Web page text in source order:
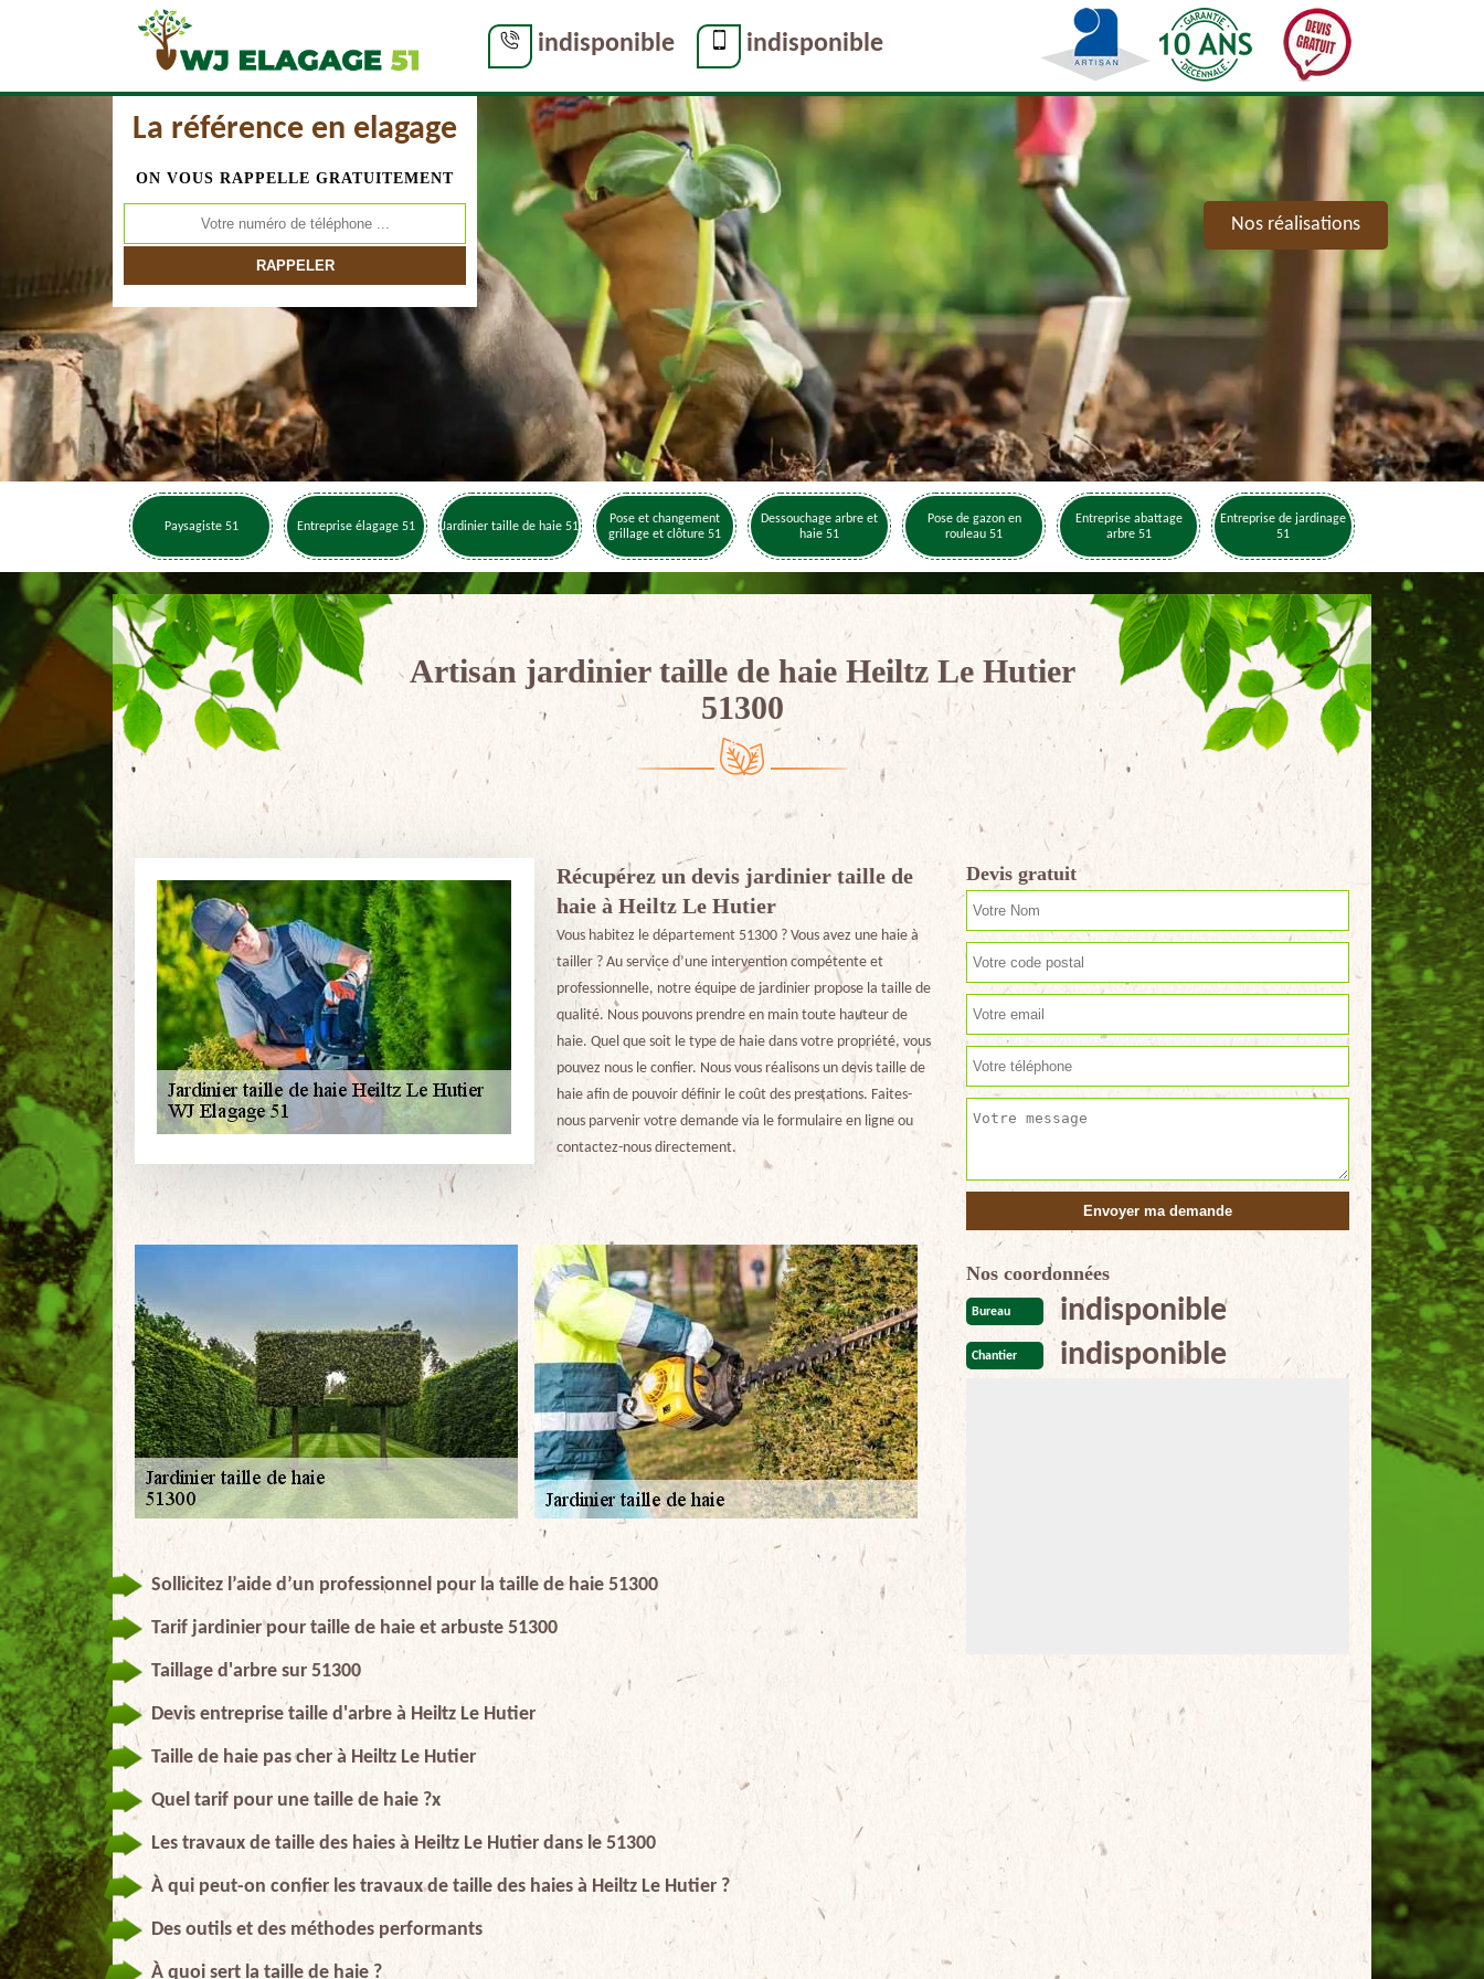
indisponible indisponible
La référence en elagage
ON VOUS RAPPELLE GRATUITEMENT
Nos réalisations
Paysagiste 51 Entreprise élagage 51 Jardinier taille de haie 51
Pose et changement
grillage et clôture 51
Dessouchage arbre et
haie 51
Pose de gazon en
rouleau 51
Entreprise abattage
arbre 51
Entreprise de jardinage
51
Artisan jardinier taille de haie Heiltz Le Hutier
51300
Récupérez un devis jardinier taille de
haie à Heiltz Le Hutier
Vous habitez le département 51300 ? Vous avez une haie à
tailler ? Au service d’une intervention compétente et
professionnelle, notre équipe de jardinier propose la taille de
qualité. Nous pouvons prendre en main toute hauteur de
haie. Quel que soit le type de haie dans votre propriété, vous
pouvez nous le confier. Nous vous réalisons un devis taille de
haie afin de pouvoir définir le coût des prestations. Faites-
nous parvenir votre demande via le formulaire en ligne ou
contactez-nous directement.
Sollicitez l’aide d’un professionnel pour la taille de haie 51300
Tarif jardinier pour taille de haie et arbuste 51300
Taillage d'arbre sur 51300
Devis entreprise taille d'arbre à Heiltz Le Hutier
Taille de haie pas cher à Heiltz Le Hutier
Quel tarif pour une taille de haie ?x
Les travaux de taille des haies à Heiltz Le Hutier dans le 51300
À qui peut-on confier les travaux de taille des haies à Heiltz Le Hutier ?
Des outils et des méthodes performants
À quoi sert la taille de haie ?
Devis gratuit
Nos coordonnées
Bureau indisponible
Chantier indisponible